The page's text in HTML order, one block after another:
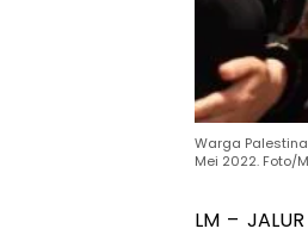
Warga
Mei 2022. Foto/
LM –